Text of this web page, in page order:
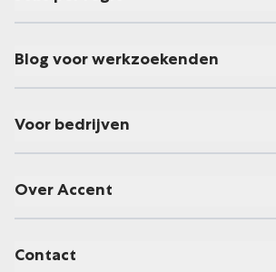
Blog voor werkzoekenden
Voor bedrijven
Over Accent
Contact